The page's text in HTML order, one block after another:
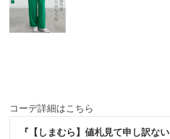
コーデ詳細はこちら
『【しまむら】値札見て申し訳ない